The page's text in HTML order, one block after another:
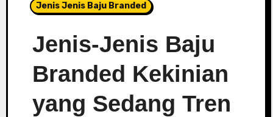
Jenis Jenis Baju Branded
Jenis-Jenis Baju
Branded Kekinian
yang Sedang Tren